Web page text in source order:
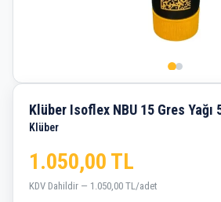
Klüber Isoflex NBU 15 Gres Yağı
Klüber
1.050,00 TL
KDV Dahildir — 1.050,00 TL/adet